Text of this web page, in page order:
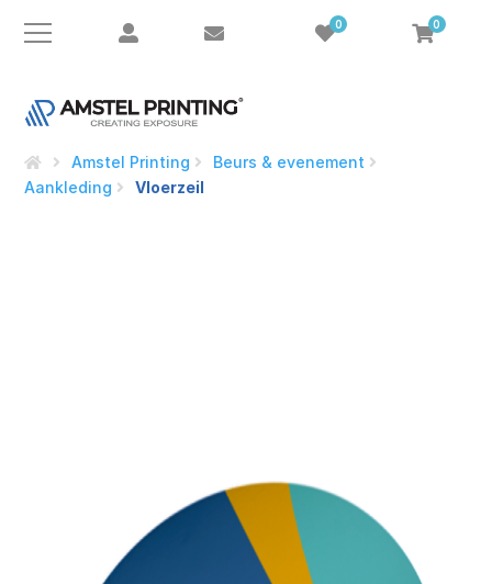
0 0
Amstel Printing
Beurs & evenement
Aankleding
Vloerzeil